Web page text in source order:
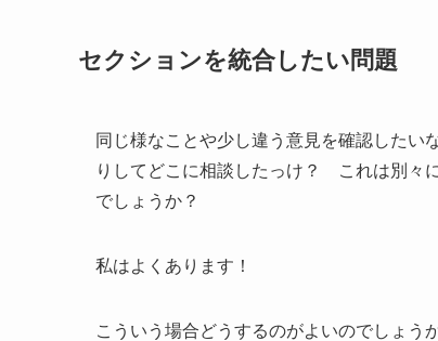
セクションを統合したい問題
同じ様なことや少し違う意見を確認したい
りしてどこに相談したっけ？ これは別々
でしょうか？
私はよくあります！
こういう場合どうするのがよいのでしょう